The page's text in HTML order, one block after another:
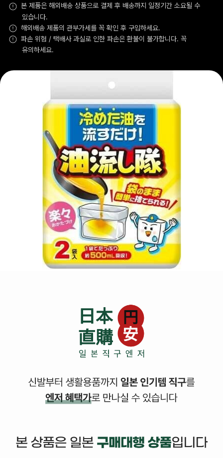
본 제품은 해외배송 상품으로 결제 후 배송까지 일정기간 소요될 수
있습니다.
해외배송 제품의 관부가세를 꼭 확인 후 구입하세요.
파손 위험 / 택배사 과실로 인한 파손은 환불이 불가합니다. 꼭
유의하세요.